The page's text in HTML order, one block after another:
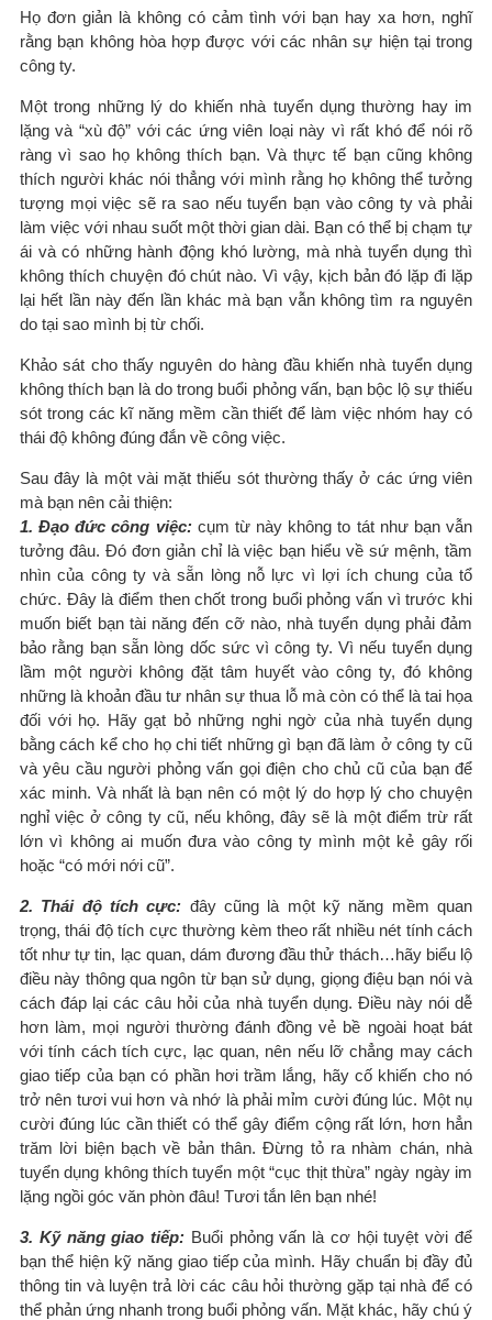
Họ đơn giản là không có cảm tình với bạn hay xa hơn, nghĩ
rằng bạn không hòa hợp được với các nhân sự hiện tại trong
công ty.
Một trong những lý do khiến nhà tuyển dụng thường hay im
lặng và “xù độ” với các ứng viên loại này vì rất khó để nói rõ
ràng vì sao họ không thích bạn. Và thực tế bạn cũng không
thích người khác nói thẳng với mình rằng họ không thể tưởng
tượng mọi việc sẽ ra sao nếu tuyển bạn vào công ty và phải
làm việc với nhau suốt một thời gian dài. Bạn có thể bị chạm tự
ái và có những hành động khó lường, mà nhà tuyển dụng thì
không thích chuyện đó chút nào. Vì vậy, kịch bản đó lặp đi lặp
lại hết lần này đến lần khác mà bạn vẫn không tìm ra nguyên
do tại sao mình bị từ chối.
Khảo sát cho thấy nguyên do hàng đầu khiến nhà tuyển dụng
không thích bạn là do trong buổi phỏng vấn, bạn bộc lộ sự thiếu
sót trong các kĩ năng mềm cần thiết để làm việc nhóm hay có
thái độ không đúng đắn về công việc.
Sau đây là một vài mặt thiếu sót thường thấy ở các ứng viên
mà bạn nên cải thiện:
1. Đạo đức công việc:cụm từ này không to tát như bạn vẫn
tưởng đâu. Đó đơn giản chỉ là việc bạn hiểu về sứ mệnh, tầm
nhìn của công ty và sẵn lòng nỗ lực vì lợi ích chung của tổ
chức. Đây là điểm then chốt trong buổi phỏng vấn vì trước khi
muốn biết bạn tài năng đến cỡ nào, nhà tuyển dụng phải đảm
bảo rằng bạn sẵn lòng dốc sức vì công ty. Vì nếu tuyển dụng
lầm một người không đặt tâm huyết vào công ty, đó không
những là khoản đầu tư nhân sự thua lỗ mà còn có thể là tai họa
đối với họ. Hãy gạt bỏ những nghi ngờ của nhà tuyển dụng
bằng cách kể cho họ chi tiết những gì bạn đã làm ở công ty cũ
và yêu cầu người phỏng vấn gọi điện cho chủ cũ của bạn để
xác minh. Và nhất là bạn nên có một lý do hợp lý cho chuyện
nghỉ việc ở công ty cũ, nếu không, đây sẽ là một điểm trừ rất
lớn vì không ai muốn đưa vào công ty mình một kẻ gây rối
hoặc “có mới nới cũ”.
2. Thái độ tích cực: đây cũng là một kỹ năng mềm quan
trọng, thái độ tích cực thường kèm theo rất nhiều nét tính cách
tốt như tự tin, lạc quan, dám đương đầu thử thách…hãy biểu lộ
điều này thông qua ngôn từ bạn sử dụng, giọng điệu bạn nói và
cách đáp lại các câu hỏi của nhà tuyển dụng. Điều này nói dễ
hơn làm, mọi người thường đánh đồng vẻ bề ngoài hoạt bát
với tính cách tích cực, lạc quan, nên nếu lỡ chẳng may cách
giao tiếp của bạn có phần hơi trầm lắng, hãy cố khiến cho nó
trở nên tươi vui hơn và nhớ là phải mỉm cười đúng lúc. Một nụ
cười đúng lúc cần thiết có thể gây điểm cộng rất lớn, hơn hẳn
trăm lời biện bạch về bản thân. Đừng tỏ ra nhàm chán, nhà
tuyển dụng không thích tuyển một “cục thịt thừa” ngày ngày im
lặng ngồi góc văn phòn đâu! Tươi tắn lên bạn nhé!
3. Kỹ năng giao tiếp: Buổi phỏng vấn là cơ hội tuyệt vời để
bạn thể hiện kỹ năng giao tiếp của mình. Hãy chuẩn bị đầy đủ
thông tin và luyện trả lời các câu hỏi thường gặp tại nhà để có
thể phản ứng nhanh trong buổi phỏng vấn. Mặt khác, hãy chú ý